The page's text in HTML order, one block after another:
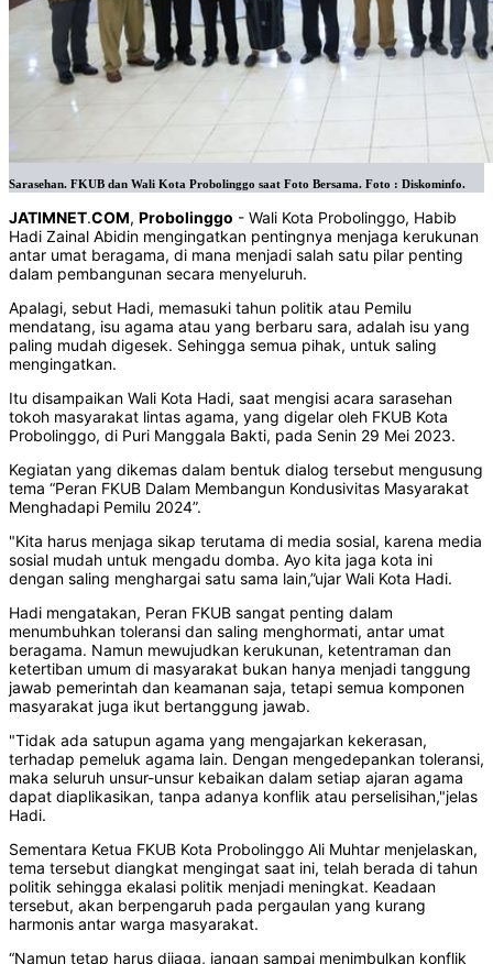
Sarasehan. FKUB dan Wali Kota Probolinggo saat Foto Bersama. Foto : Diskominfo.
JATIMNET.COM, Probolinggo - Wali Kota Probolinggo, Habib
Hadi Zainal Abidin mengingatkan pentingnya menjaga kerukunan
antar umat beragama, di mana menjadi salah satu pilar penting
dalam pembangunan secara menyeluruh.
Apalagi, sebut Hadi, memasuki tahun politik atau Pemilu
mendatang, isu agama atau yang berbaru sara, adalah isu yang
paling mudah digesek. Sehingga semua pihak, untuk saling
mengingatkan.
Itu disampaikan Wali Kota Hadi, saat mengisi acara sarasehan
tokoh masyarakat lintas agama, yang digelar oleh FKUB Kota
Probolinggo, di Puri Manggala Bakti, pada Senin 29 Mei 2023.
Kegiatan yang dikemas dalam bentuk dialog tersebut mengusung
tema “Peran FKUB Dalam Membangun Kondusivitas Masyarakat
Menghadapi Pemilu 2024”.
"Kita harus menjaga sikap terutama di media sosial, karena media
sosial mudah untuk mengadu domba. Ayo kita jaga kota ini
dengan saling menghargai satu sama lain,”ujar Wali Kota Hadi.
Hadi mengatakan, Peran FKUB sangat penting dalam
menumbuhkan toleransi dan saling menghormati, antar umat
beragama. Namun mewujudkan kerukunan, ketentraman dan
ketertiban umum di masyarakat bukan hanya menjadi tanggung
jawab pemerintah dan keamanan saja, tetapi semua komponen
masyarakat juga ikut bertanggung jawab.
"Tidak ada satupun agama yang mengajarkan kekerasan,
terhadap pemeluk agama lain. Dengan mengedepankan toleransi,
maka seluruh unsur-unsur kebaikan dalam setiap ajaran agama
dapat diaplikasikan, tanpa adanya konflik atau perselisihan,"jelas
Hadi.
Sementara Ketua FKUB Kota Probolinggo Ali Muhtar menjelaskan,
tema tersebut diangkat mengingat saat ini, telah berada di tahun
politik sehingga ekalasi politik menjadi meningkat. Keadaan
tersebut, akan berpengaruh pada pergaulan yang kurang
harmonis antar warga masyarakat.
“Namun tetap harus dijaga, jangan sampai menimbulkan konflik